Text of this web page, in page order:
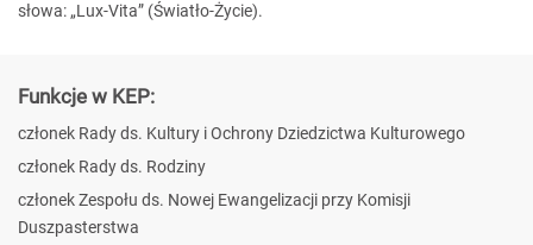
słowa: „Lux-Vita” (Światło-Życie).
Funkcje w KEP:
członek Rady ds. Kultury i Ochrony Dziedzictwa Kulturowego
członek Rady ds. Rodziny
członek Zespołu ds. Nowej Ewangelizacji przy Komisji
Duszpasterstwa